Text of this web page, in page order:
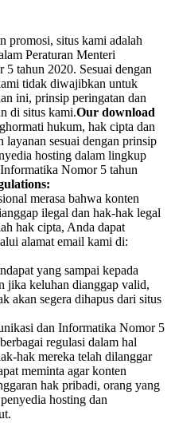
promosi, situs kami adalah
Peraturan Menteri
tahun 2020. Sesuai dengan
tidak diwajibkan untuk
ini, prinsip peringatan dan
di situs kami.Our download
hukum, hak cipta dan
sesuai dengan prinsip
hosting dalam lingkup
Nomor 5 tahun
merasa bahwa konten
ilegal dan hak-hak legal
hak cipta, Anda dapat
alamat email kami di:
yang sampai kepada
jika keluhan dianggap valid,
akan segera dihapus dari situs
dan Informatika Nomor 5
regulasi dalam hal
hak mereka telah dilanggar
meminta agar konten
hak pribadi, orang yang
hosting dan